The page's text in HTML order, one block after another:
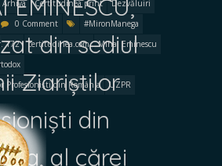
EMINESCU,
din sediul
Ziariștilor
din
al cărei
Arhiva Certitudinea print
Dezvăluiri
0 Comment
#MironManega
172
certitudinea.com
Mihai Eminescu
Profesioniști din România
UZPR